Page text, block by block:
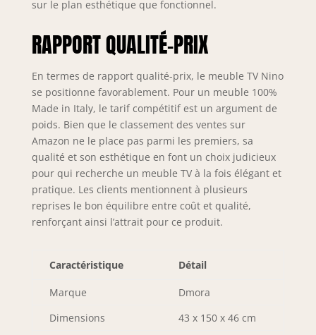
solution idéale
salon moderne et
lumineux ou un
avec des besoins
d'espace - La
couleur blanc
brillant est très
moderne et en
même temps
temps il s'adapte
facilement à tout
type
d'environnement
100% MADE IN
production 100%
fiabilité, résistance,
durabilité dans le
sur le plan esthétique que fonctionnel.
RAPPORT QUALITÉ-PRIX
En termes de rapport qualité-prix, le meuble TV Nino
se positionne favorablement. Pour un meuble 100%
Made in Italy, le tarif compétitif est un argument de
poids. Bien que le classement des ventes sur
Amazon ne le place pas parmi les premiers, sa
qualité et son esthétique en font un choix judicieux
pour qui recherche un meuble TV à la fois élégant et
pratique. Les clients mentionnent à plusieurs
reprises le bon équilibre entre coût et qualité,
renforçant ainsi l’attrait pour ce produit.
Caractéristique Détail
Marque
Dmora
Dimensions
43 x 150 x 46 cm